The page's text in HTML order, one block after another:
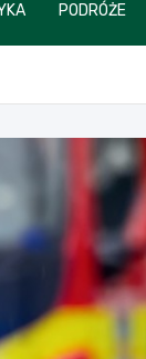
PODRÓŻE